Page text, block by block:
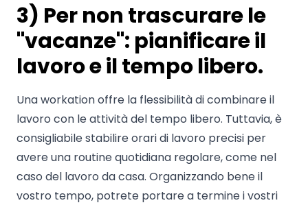
3) Per non trascurare le
"vacanze": pianificare il
lavoro e il tempo libero.
Una workation offre la flessibilità di combinare il
lavoro con le attività del tempo libero. Tuttavia, è
consigliabile stabilire orari di lavoro precisi per
avere una routine quotidiana regolare, come nel
caso del lavoro da casa. Organizzando bene il
vostro tempo, potrete portare a termine i vostri